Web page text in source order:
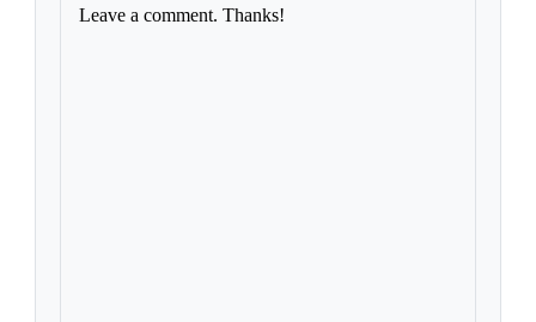
Leave a comment. Thanks!